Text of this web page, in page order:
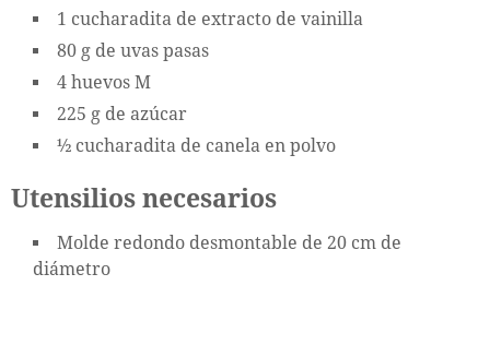
1 cucharadita de extracto de vainilla
80 g de uvas pasas
4 huevos M
225 g de azúcar
½ cucharadita de canela en polvo
Utensilios necesarios
Molde redondo desmontable de 20 cm de
diámetro